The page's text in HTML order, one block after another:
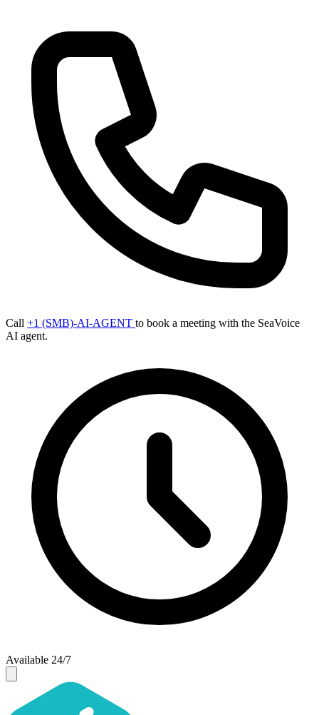
Call +1 (SMB)-AI-AGENT to book a meeting with the SeaVoice
AI agent.
Available 24/7